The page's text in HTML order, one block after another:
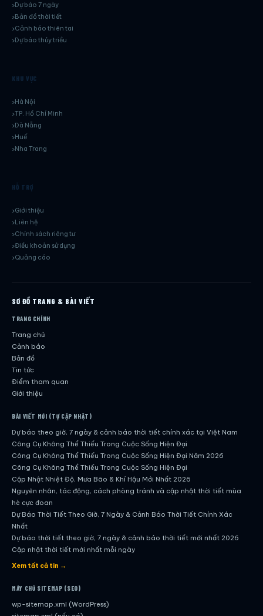
Dự báo 7 ngày
Bản đồ thời tiết
Cảnh báo thiên tai
Dự báo thủy triều
KHU VỰC
Hà Nội
TP. Hồ Chí Minh
Dà Nẵng
Huế
Nha Trang
HỖ TRỢ
Giới thiệu
Liên hệ
Chính sách riêng tư
Điều khoản sử dụng
Quảng cáo
SƠ ĐỒ TRANG & BÀI VIẾT
TRANG CHÍNH
Trang chủ
Cảnh báo
Bản đồ
Tin tức
Điểm tham quan
Giới thiệu
BÀI VIẾT MỚI (TỰ CẬP NHẬT)
Dự báo theo giờ, 7 ngày & cảnh báo thời tiết chính xác tại Việt Nam
Công Cụ Không Thể Thiếu Trong Cuộc Sống Hiện Đại
Công Cụ Không Thể Thiếu Trong Cuộc Sống Hiện Đại Năm 2026
Công Cụ Không Thể Thiếu Trong Cuộc Sống Hiện Đại
Cập Nhật Nhiệt Độ, Mưa Bão & Khí Hậu Mới Nhất 2026
Nguyên nhân, tác động, cách phòng tránh và cập nhật thời tiết mùa
hè cực đoan
Dự Báo Thời Tiết Theo Giờ, 7 Ngày & Cảnh Báo Thời Tiết Chính Xác
Nhất
Dự báo thời tiết theo giờ, 7 ngày & cảnh báo thời tiết mới nhất 2026
Cập nhật thời tiết mới nhất mỗi ngày
Hướng dẫn đầy đủ về dự báo thời tiết hiện đại
Dự Báo Thời Tiết Theo Giờ, 7 Ngày & Cảnh Báo Thời Tiết Chính Xác
Công Cụ Không Thể Thiếu Trong Cuộc Sống Hiện Đại
Xem tất cả tin →
MÁY CHỦ SITEMAP (SEO)
wp-sitemap.xml (WordPress)